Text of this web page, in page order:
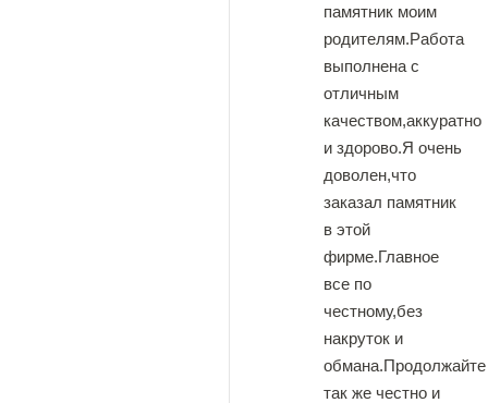
памятник моим
родителям.Работа
выполнена с
отличным
качеством,аккуратно
и здорово.Я очень
доволен,что
заказал памятник
в этой
фирме.Главное
все по
честному,без
накруток и
обмана.Продолжайте
так же честно и